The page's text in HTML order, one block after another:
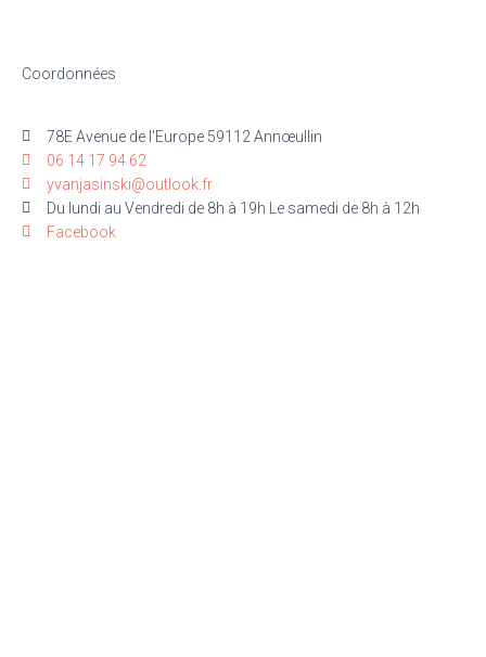
Coordonnées
78E Avenue de l'Europe 59112 Annœullin
06 14 17 94 62
yvanjasinski@outlook.fr
Du lundi au Vendredi de 8h à 19h Le samedi de 8h à 12h
Facebook